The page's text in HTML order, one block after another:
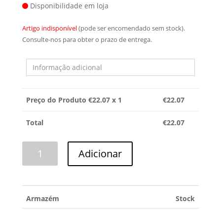
Disponibilidade em loja
Artigo indisponível(pode ser encomendado sem stock).
Consulte-nos para obter o prazo de entrega.
Preço do Produto €22.07 x 1 €22.07
Total €22.07
Adicionar
Armazém Stock